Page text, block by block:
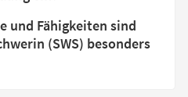
und Fähigkeiten sind
(SWS) besonders